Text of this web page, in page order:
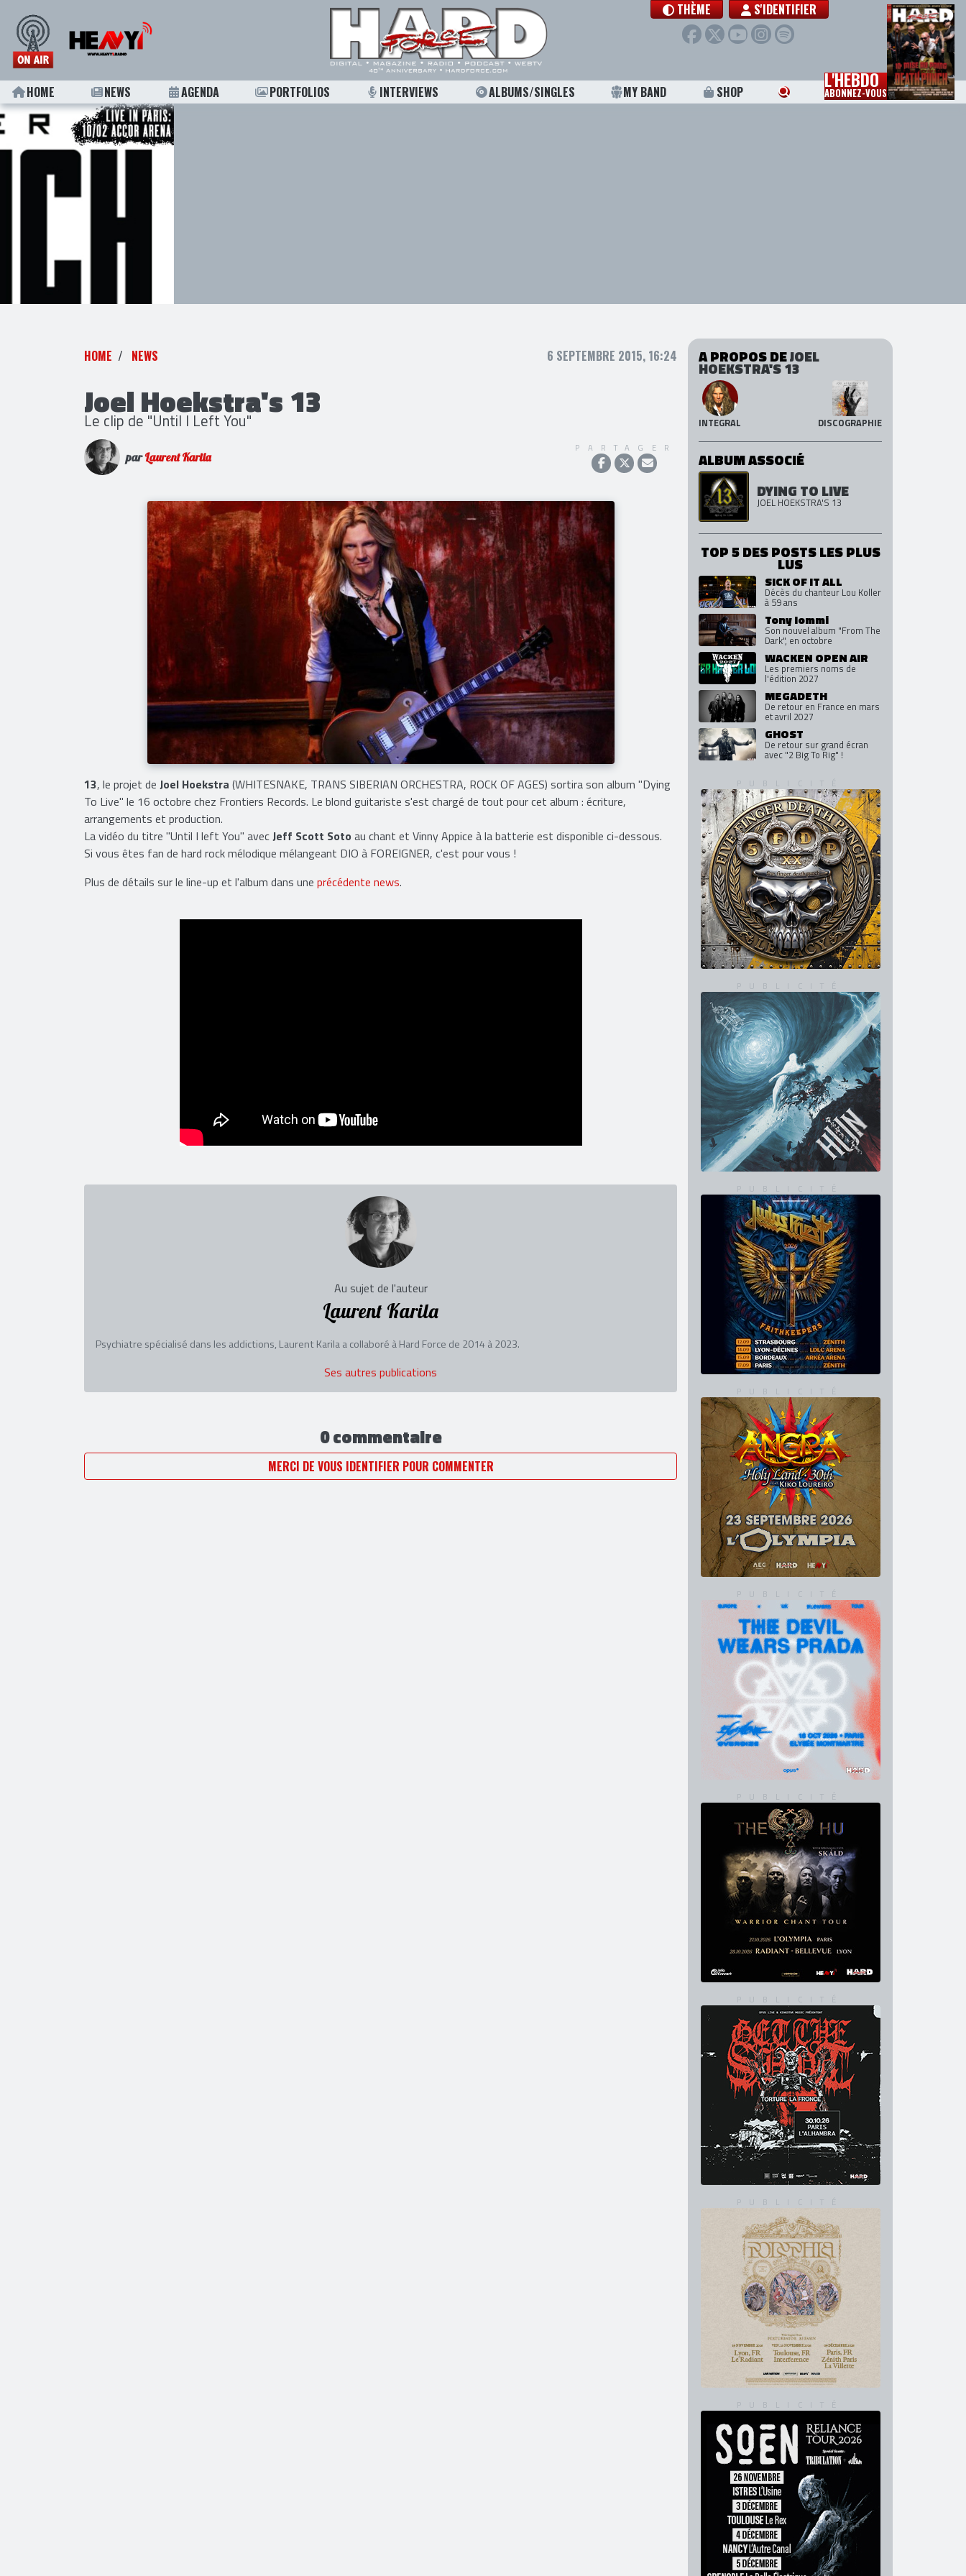
THÈME S'IDENTIFIER
HOME NEWS AGENDA PORTFOLIOS INTERVIEWS ALBUMS/SINGLES MY BAND SHOP L'HEBDO
ABONNEZ-VOUS
HOME NEWS 6 SEPTEMBRE 2015, 16:24
Joel Hoekstra's 13
Le clip de "Until I Left You"
parLaurent Karila
PARTAGER
13, le projet de Joel Hoekstra (WHITESNAKE, TRANS SIBERIAN ORCHESTRA, ROCK OF AGES) sortira son album "Dying
To Live" le 16 octobre chez Frontiers Records. Le blond guitariste s'est chargé de tout pour cet album : écriture,
arrangements et production.
La vidéo du titre "Until I left You" avecJeff Scott Soto au chant et Vinny Appice à la batterie est disponible ci-dessous.
Si vous êtes fan de hard rock mélodique mélangeant DIO à FOREIGNER, c'est pour vous !
Plus de détails sur le line-up et l'album dans une précédente news.
Au sujet de l'auteur
Laurent Karila
Psychiatre spécialisé dans les addictions, Laurent Karila a collaboré à Hard Force de 2014 à 2023.
Ses autres publications
0 commentaire
MERCI DE VOUS IDENTIFIER POUR COMMENTER
A PROPOS DEJOEL
HOEKSTRA'S 13
INTEGRAL DISCOGRAPHIE
ALBUM ASSOCIÉ
DYING TO LIVE
JOEL HOEKSTRA'S 13
TOP 5 DES POSTS LES PLUS
LUS
SICK OF IT ALL
Décès du chanteur Lou Koller
à 59 ans
Tony Iommi
Son nouvel album "From The
Dark", en octobre
WACKEN OPEN AIR
Les premiers noms de
l'édition 2027
MEGADETH
De retour en France en mars
et avril 2027
GHOST
De retour sur grand écran
avec "2 Big To Rig" !